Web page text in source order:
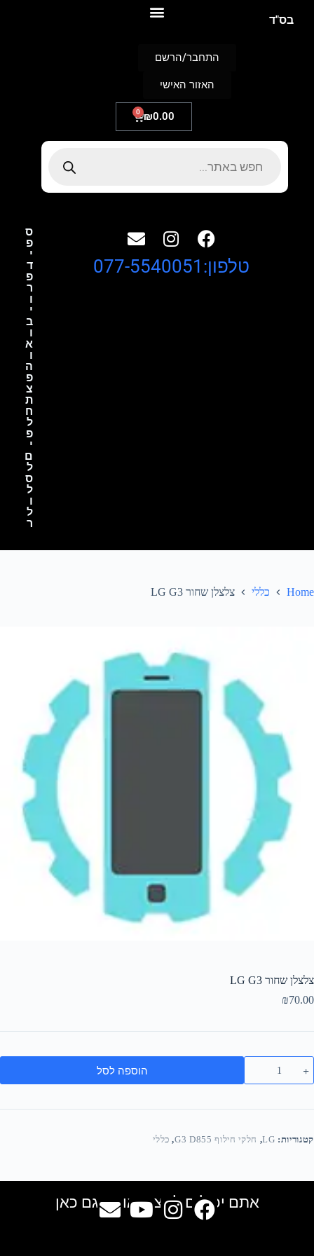
בס"ד
₪0.00
0
התחבר/הרשם
האזור האישי
ס
פ
י
ד
פ
ר
ו
י
ב
ו
א
ו
ה
פ
צ
ת
ח
ל
פ
י
ם
ל
ס
ל
ו
ל
ר
טלפון:077-5540051
Home כללי צלצלן שחור LG G3
צלצלן שחור LG G3
₪70.00
הוספה לסל
קטגוריות: LG
, חלקי חילוף G3 D855 , כללי
אתם יכולים למצוא אותנו גם כאן